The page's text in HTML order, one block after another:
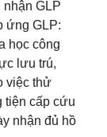
GLP
ứng GLP:
học công
lưu trú,
việc thử
tiện cấp cứu
nhận đủ hồ